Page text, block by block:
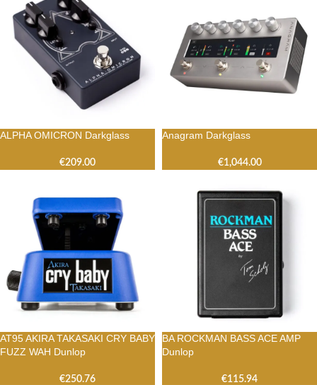
ALPHA OMICRON Darkglass
€209.00
Anagram Darkglass
€1,044.00
AT95 AKIRA TAKASAKI CRY BABY
FUZZ WAH Dunlop
€250.76
BA ROCKMAN BASS ACE AMP
Dunlop
€115.94